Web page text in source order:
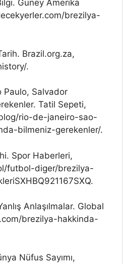
Güney Amerika
brezilya-
Brazil.org.za,
.
Paulo, Salvador
Tatil Sepeti,
rio-de-janeiro-sao-
bilmeniz-gerekenler/.
Spor Haberleri,
futbol-diger/brezilya-
Anlaşılmalar. Global
brezilya-hakkinda-
Nüfus Sayımı,